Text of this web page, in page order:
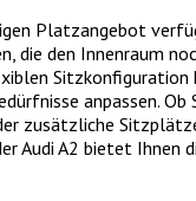
Platzangebot
die den Innenraum
Sitzkonfiguration
anpassen.
zusätzliche
Audi A2 bietet Ihnen